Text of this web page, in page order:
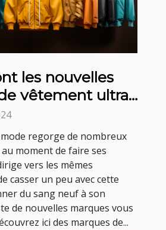
les nouvelles
vêtement ultra
mode regorge de nombreux
moment de faire ses
vers les mêmes
casser un peu avec cette
du sang neuf à son
de nouvelles marques vous
ici des marques de...